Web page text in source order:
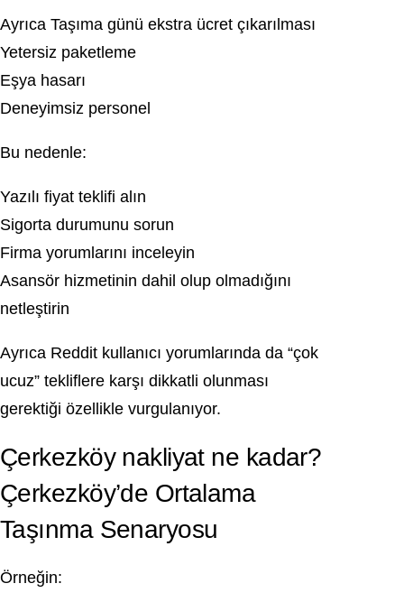
Ayrıca Taşıma günü ekstra ücret çıkarılması
Yetersiz paketleme
Eşya hasarı
Deneyimsiz personel
Bu nedenle:
Yazılı fiyat teklifi alın
Sigorta durumunu sorun
Firma yorumlarını inceleyin
Asansör hizmetinin dahil olup olmadığını
netleştirin
Ayrıca Reddit kullanıcı yorumlarında da “çok
ucuz” tekliflere karşı dikkatli olunması
gerektiği özellikle vurgulanıyor.
Çerkezköy nakliyat ne kadar?
Çerkezköy’de Ortalama
Taşınma Senaryosu
Örneğin: